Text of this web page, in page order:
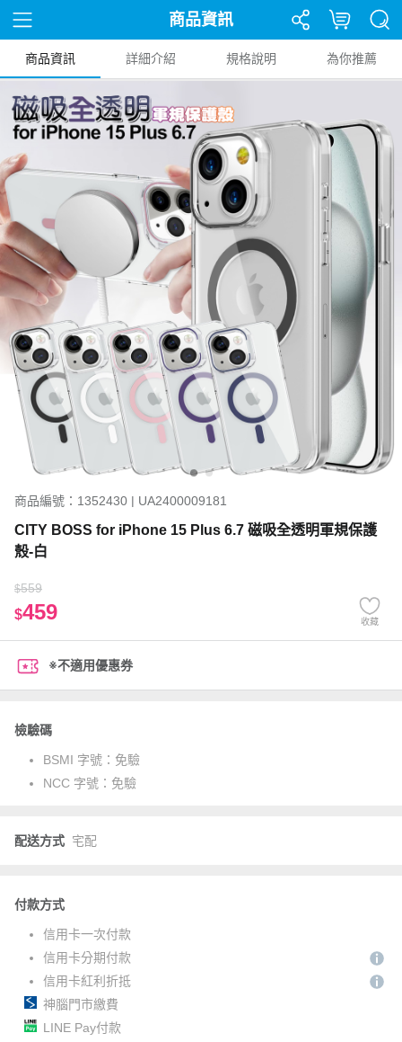
商品資訊
商品資訊 詳細介紹 規格說明 為你推薦
商品編號：1352430 | UA2400009181
CITY BOSS for iPhone 15 Plus 6.7 磁吸全透明軍規保護
殼-白
$559
$459 收藏
※不適用優惠券
檢驗碼
BSMI 字號： 免驗
NCC 字號： 免驗
配送方式 宅配
付款方式
信用卡一次付款
信用卡分期付款
信用卡紅利折抵
神腦門市繳費
LINE Pay付款